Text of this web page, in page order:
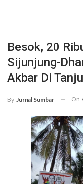
Besok, 20
Sijunjung-
Akbar Di
By Jurnal Sumbar On